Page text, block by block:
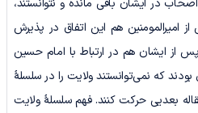
از امیرالمومنین هم این اتفاق در پذیرش
از ایشان هم در ارتباط با امام حسین
که نمی‌توانستند ولایت را در سلسلۀ
بعدیی حرکت کنند. فهم سلسلۀ ولایت